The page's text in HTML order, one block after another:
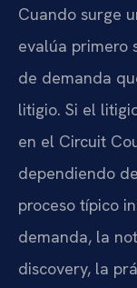
Cuando surge
evalúa primero
de demanda
litigio. Si el
en el Circuit
dependiendo
proceso típico
demanda, la
discovery, la